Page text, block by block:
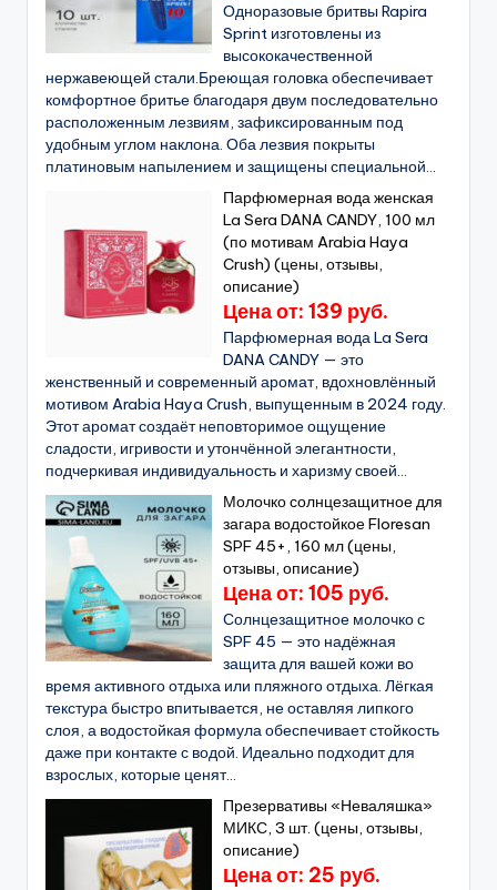
Одноразовые бритвы Rapira
Sprint изготовлены из
высококачественной
нержавеющей стали.Бреющая головка обеспечивает
комфортное бритье благодаря двум последовательно
расположенным лезвиям, зафиксированным под
удобным углом наклона. Оба лезвия покрыты
платиновым напылением и защищены специальной...
Парфюмерная вода женская
La Sera DANA CANDY, 100 мл
(по мотивам Arabia Haya
Crush) (цены, отзывы,
описание)
Цена от: 139 руб.
Парфюмерная вода La Sera
DANA CANDY — это
женственный и современный аромат, вдохновлённый
мотивом Arabia Haya Crush, выпущенным в 2024 году.
Этот аромат создаёт неповторимое ощущение
сладости, игривости и утончённой элегантности,
подчеркивая индивидуальность и харизму своей...
Молочко солнцезащитное для
загара водостойкое Floresan
SPF 45+, 160 мл (цены,
отзывы, описание)
Цена от: 105 руб.
Солнцезащитное молочко с
SPF 45 — это надёжная
защита для вашей кожи во
время активного отдыха или пляжного отдыха. Лёгкая
текстура быстро впитывается, не оставляя липкого
слоя, а водостойкая формула обеспечивает стойкость
даже при контакте с водой. Идеально подходит для
взрослых, которые ценят...
Презервативы «Неваляшка»
МИКС, 3 шт. (цены, отзывы,
описание)
Цена от: 25 руб.